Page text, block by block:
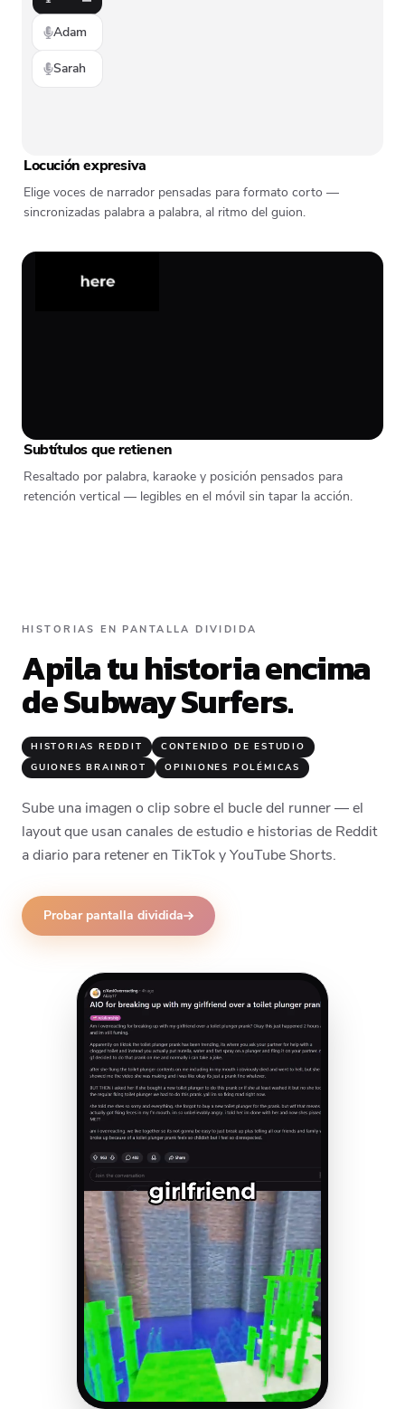
Adam
Sarah
Locución expresiva
Elige voces de narrador pensadas para formato corto —
sincronizadas palabra a palabra, al ritmo del guion.
Subtítulos que retienen
Resaltado por palabra, karaoke y posición pensados para
retención vertical — legibles en el móvil sin tapar la acción.
HISTORIAS EN PANTALLA DIVIDIDA
Apila tu historia encima
de Subway Surfers.
HISTORIAS REDDIT
CONTENIDO DE ESTUDIO
GUIONES BRAINROT
OPINIONES POLÉMICAS
Sube una imagen o clip sobre el bucle del runner — el
layout que usan canales de estudio e historias de Reddit
a diario para retener en TikTok y YouTube Shorts.
Probar pantalla dividida